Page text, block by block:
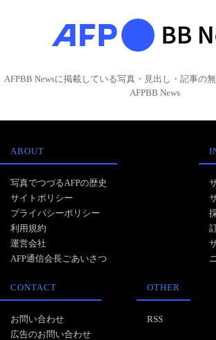
AFPBB Newsに掲載している写真・見出し・記事の
AFPBB News
ABOUT
写真でつづるAFPの歴史
サイトポリシー
プライバシーポリシー
利用規約
運営会社
AFP通信会長ごあいさつ
CONTACT
お問い合わせ
広告のお問い合わせ
OTHER
RSS